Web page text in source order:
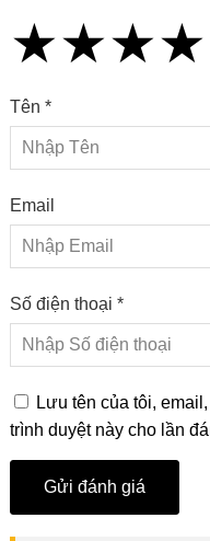
★
★★
★★★
★★★★
★★★★
Tên *
Email
Số điện thoại *
Lưu tên của tôi,
trình duyệt này cho lần